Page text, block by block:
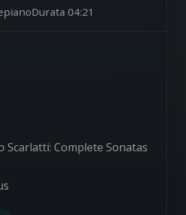
Durata 04:21
Scarlatti: Complete Sonatas